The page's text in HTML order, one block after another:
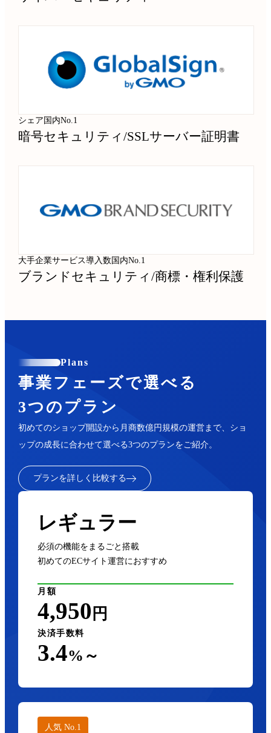
シェア国内No.1
暗号セキュリティ/SSLサーバー証明書
大手企業サービス導入数国内No.1
ブランドセキュリティ/商標・権利保護
Plans
事業フェーズで選べる
3つのプラン
初めてのショップ開設から月商数億円規模の運営まで、ショ
ップの成長に合わせて選べる3つのプランをご紹介。
プランを詳しく比較する
レギュラー
必須の機能をまるごと搭載
初めてのECサイト運営におすすめ
月額
4,950 円
決済手数料
3.4%～
人気 No.1